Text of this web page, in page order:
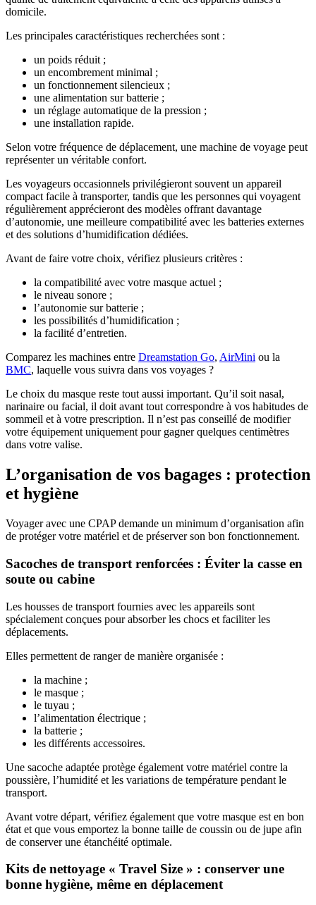
domicile.
Les principales caractéristiques recherchées sont :
un poids réduit ;
un encombrement minimal ;
un fonctionnement silencieux ;
une alimentation sur batterie ;
un réglage automatique de la pression ;
une installation rapide.
Selon votre fréquence de déplacement, une machine de voyage peut
représenter un véritable confort.
Les voyageurs occasionnels privilégieront souvent un appareil
compact facile à transporter, tandis que les personnes qui voyagent
régulièrement apprécieront des modèles offrant davantage
d’autonomie, une meilleure compatibilité avec les batteries externes
et des solutions d’humidification dédiées.
Avant de faire votre choix, vérifiez plusieurs critères :
la compatibilité avec votre masque actuel ;
le niveau sonore ;
l’autonomie sur batterie ;
les possibilités d’humidification ;
la facilité d’entretien.
Comparez les machines entre Dreamstation Go, AirMini ou la
BMC, laquelle vous suivra dans vos voyages ?
Le choix du masque reste tout aussi important. Qu’il soit nasal,
narinaire ou facial, il doit avant tout correspondre à vos habitudes de
sommeil et à votre prescription. Il n’est pas conseillé de modifier
votre équipement uniquement pour gagner quelques centimètres
dans votre valise.
L’organisation de vos bagages : protection
et hygiène
Voyager avec une CPAP demande un minimum d’organisation afin
de protéger votre matériel et de préserver son bon fonctionnement.
Sacoches de transport renforcées : Éviter la casse en
soute ou cabine
Les housses de transport fournies avec les appareils sont
spécialement conçues pour absorber les chocs et faciliter les
déplacements.
Elles permettent de ranger de manière organisée :
la machine ;
le masque ;
le tuyau ;
l’alimentation électrique ;
la batterie ;
les différents accessoires.
Une sacoche adaptée protège également votre matériel contre la
poussière, l’humidité et les variations de température pendant le
transport.
Avant votre départ, vérifiez également que votre masque est en bon
état et que vous emportez la bonne taille de coussin ou de jupe afin
de conserver une étanchéité optimale.
Kits de nettoyage « Travel Size » : conserver une
bonne hygiène, même en déplacement